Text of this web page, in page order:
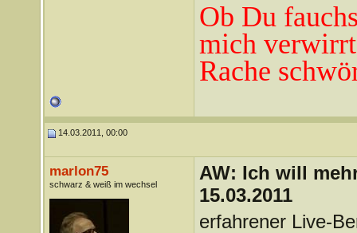
Ob Du
mich
Rache
14.03.2011, 00:00
marlon75
schwarz & weiß im wechsel
AW: Ich will
15.03.2011
erfahrener Live-